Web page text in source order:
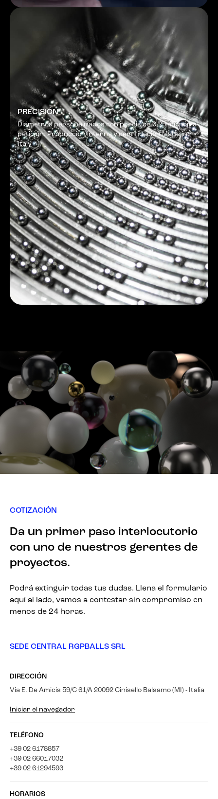
PRECISIÓN
Diámetros personalizados con precisión 0,25 micrón a
petición. Producción interna y certificación Made in
Italy
COTIZACIÓN
Da un primer paso interlocutorio
con uno de nuestros gerentes de
proyectos.
Podrá extinguir todas tus dudas. Llena el formulario
aquí al lado, vamos a contestar sin compromiso en
menos de 24 horas.
SEDE CENTRAL RGPBALLS SRL
DIRECCIÓN
Via E. De Amicis 59/C 61/A 20092 Cinisello Balsamo (MI) - Italia
Iniciar el navegador
TELÉFONO
+39 02 6178857
+39 02 66017032
+39 02 61294593
HORARIOS